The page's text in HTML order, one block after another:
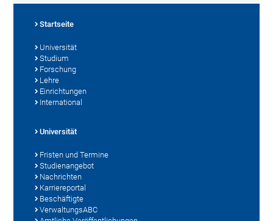
Startseite
Universität
Studium
Forschung
Lehre
Einrichtungen
International
Universität
Fristen und Termine
Studienangebot
Nachrichten
Karriereportal
Beschäftigte
VerwaltungsABC